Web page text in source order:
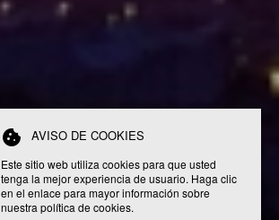
cookie AVISO DE COOKIES
Este sitio web utiliza cookies para que usted
tenga la mejor experiencia de usuario. Haga clic
en el enlace para mayor información sobre
nuestra política de cookies.